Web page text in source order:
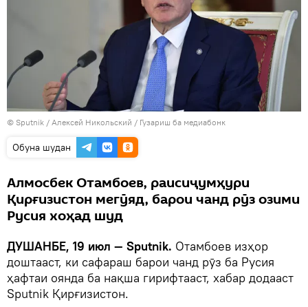
© Sputnik / Алексей Никольский / Гузариш ба медиабонк
Обуна шудан
Алмосбек Отамбоев, раисиҷумҳури
Қирғизистон мегӯяд, барои чанд рӯз озими
Русия хоҳад шуд
ДУШАНБЕ, 19 июл — Sputnik. Отамбоев изҳор
доштааст, ки сафараш барои чанд рӯз ба Русия
ҳафтаи оянда ба нақша гирифтааст, хабар додааст
Sputnik Қирғизистон.